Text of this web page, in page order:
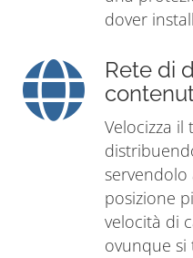
dover
Rete di
Velocizza il
posizione
velocità di
ovunque si